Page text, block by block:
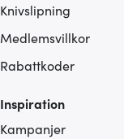
Knivslipning
Medlemsvillkor
Rabattkoder
Inspiration
Kampanjer